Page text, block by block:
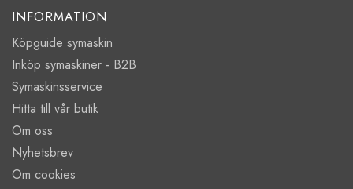
INFORMATION
Köpguide symaskin
Inköp symaskiner - B2B
Symaskinsservice
Hitta till vår butik
Om oss
Nyhetsbrev
Om cookies